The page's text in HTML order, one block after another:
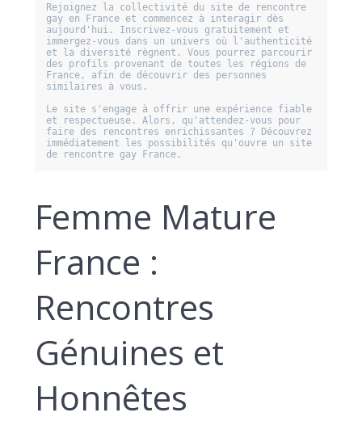
Rejoignez la collectivité du site de rencontre
gay en France et commencez à interagir dès
aujourd'hui. Inscrivez-vous gratuitement et
immergez-vous dans un univers où l'authenticité
et la diversité règnent. Vous pourrez parcourir
des profils provenant de toutes les régions de
France, afin de découvrir des personnes
similaires à vous.
Le site s'engage à offrir une expérience fiable
et respectueuse. Alors, qu'attendez-vous pour
faire des rencontres enrichissantes ? Découvrez
immédiatement les possibilités qu'ouvre un site
de rencontre gay France.
Femme Mature
France :
Rencontres
Génuines et
Honnêtes